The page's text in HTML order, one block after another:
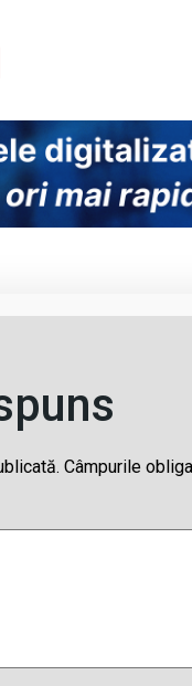
ail
Câmpurile